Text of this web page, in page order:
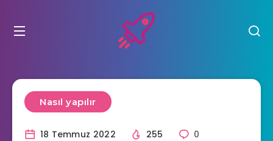
Nasıl yapılır
18 Temmuz 2022 255 0